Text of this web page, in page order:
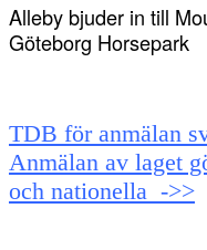
Alleby bjuder in till
Göteborg Horsepark
TDB för anmälan
Anmälan av laget
och nationella ->>